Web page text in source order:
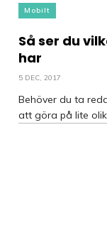
Mobilt
Så ser du
har
5 DEC, 2017
Behöver du ta
att göra på lite